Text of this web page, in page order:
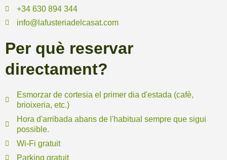
+34 630 894 344
info@lafusteriadelcasat.com
Per què reservar
directament?
Esmorzar de cortesia el primer dia d'estada (cafè,
brioixeria, etc.)
Hora d'arribada abans de l'habitual sempre que sigui
possible.
Wi-Fi gratuit
Parking gratuit